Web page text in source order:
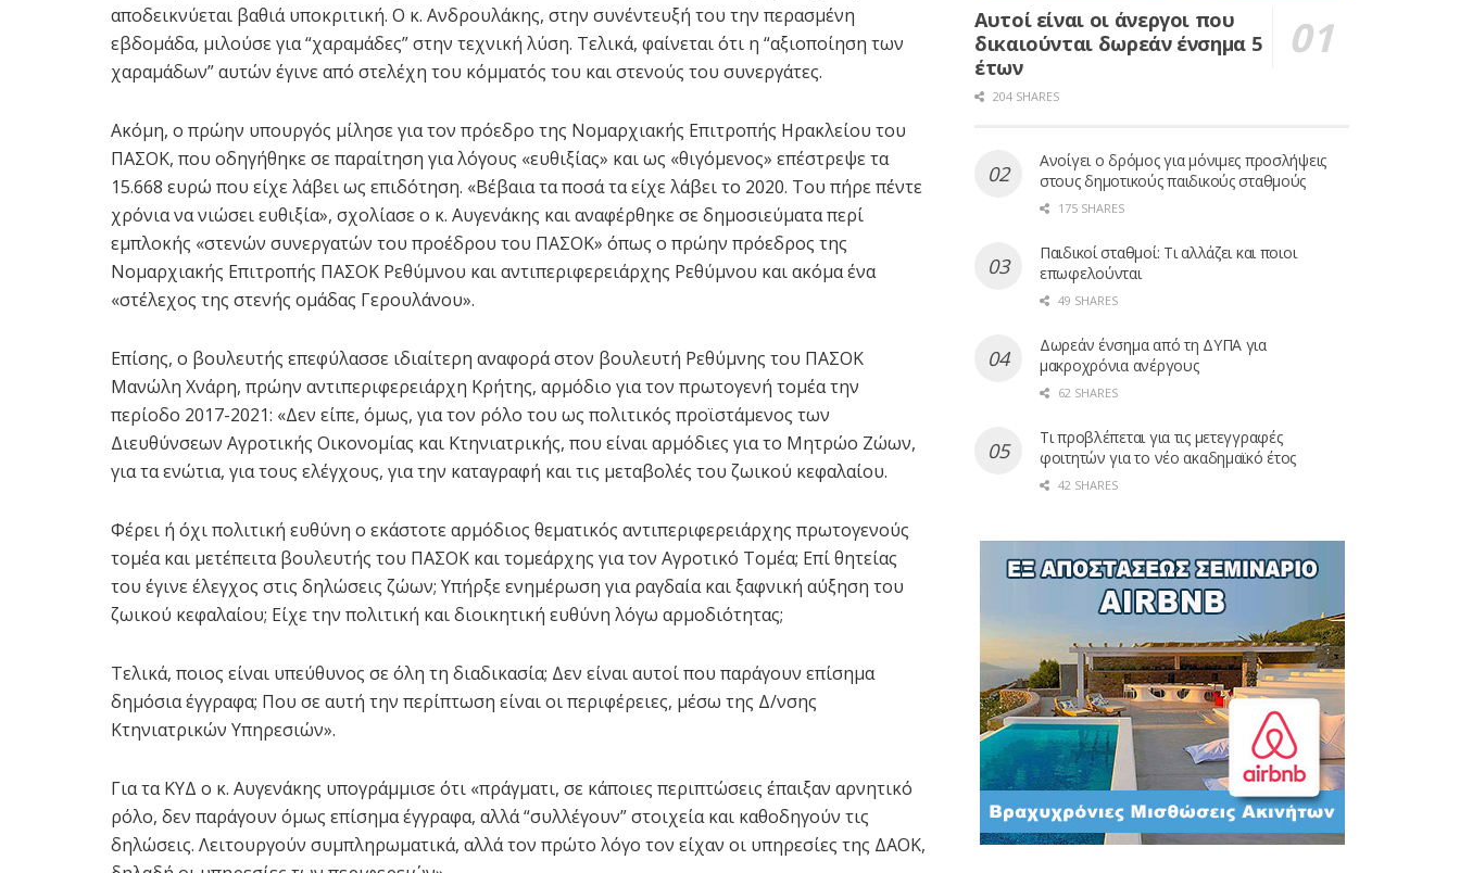
αποδεικνύεται βαθιά υποκριτική. Ο κ. Ανδρουλάκης, στην συνέντευξή του την περασμένη
εβδομάδα, μιλούσε για “χαραμάδες” στην τεχνική λύση. Τελικά, φαίνεται ότι η “αξιοποίηση των
χαραμάδων” αυτών έγινε από στελέχη του κόμματός του και στενούς του συνεργάτες.
Ακόμη, ο πρώην υπουργός μίλησε για τον πρόεδρο της Νομαρχιακής Επιτροπής Ηρακλείου του
ΠΑΣΟΚ, που οδηγήθηκε σε παραίτηση για λόγους «ευθιξίας» και ως «θιγόμενος» επέστρεψε τα
15.668 ευρώ που είχε λάβει ως επιδότηση. «Βέβαια τα ποσά τα είχε λάβει το 2020. Του πήρε πέντε
χρόνια να νιώσει ευθιξία», σχολίασε ο κ. Αυγενάκης και αναφέρθηκε σε δημοσιεύματα περί
εμπλοκής «στενών συνεργατών του προέδρου του ΠΑΣΟΚ» όπως ο πρώην πρόεδρος της
Νομαρχιακής Επιτροπής ΠΑΣΟΚ Ρεθύμνου και αντιπεριφερειάρχης Ρεθύμνου και ακόμα ένα
«στέλεχος της στενής ομάδας Γερουλάνου».
Επίσης, ο βουλευτής επεφύλασσε ιδιαίτερη αναφορά στον βουλευτή Ρεθύμνης του ΠΑΣΟΚ
Μανώλη Χνάρη, πρώην αντιπεριφερειάρχη Κρήτης, αρμόδιο για τον πρωτογενή τομέα την
περίοδο 2017-2021: «Δεν είπε, όμως, για τον ρόλο του ως πολιτικός προϊστάμενος των
Διευθύνσεων Αγροτικής Οικονομίας και Κτηνιατρικής, που είναι αρμόδιες για το Μητρώο Ζώων,
για τα ενώτια, για τους ελέγχους, για την καταγραφή και τις μεταβολές του ζωικού κεφαλαίου.
Φέρει ή όχι πολιτική ευθύνη ο εκάστοτε αρμόδιος θεματικός αντιπεριφερειάρχης πρωτογενούς
τομέα και μετέπειτα βουλευτής του ΠΑΣΟΚ και τομεάρχης για τον Αγροτικό Τομέα; Επί θητείας
του έγινε έλεγχος στις δηλώσεις ζώων; Υπήρξε ενημέρωση για ραγδαία και ξαφνική αύξηση του
ζωικού κεφαλαίου; Είχε την πολιτική και διοικητική ευθύνη λόγω αρμοδιότητας;
Τελικά, ποιος είναι υπεύθυνος σε όλη τη διαδικασία; Δεν είναι αυτοί που παράγουν επίσημα
δημόσια έγγραφα; Που σε αυτή την περίπτωση είναι οι περιφέρειες, μέσω της Δ/νσης
Κτηνιατρικών Υπηρεσιών».
Για τα ΚΥΔ ο κ. Αυγενάκης υπογράμμισε ότι «πράγματι, σε κάποιες περιπτώσεις έπαιξαν αρνητικό
ρόλο, δεν παράγουν όμως επίσημα έγγραφα, αλλά “συλλέγουν” στοιχεία και καθοδηγούν τις
δηλώσεις. Λειτουργούν συμπληρωματικά, αλλά τον πρώτο λόγο τον είχαν οι υπηρεσίες της ΔΑΟΚ,
Αυτοί είναι οι άνεργοι που
δικαιούνται δωρεάν ένσημα 5
έτων
204 SHARES
Ανοίγει ο δρόμος για μόνιμες προσλήψεις
στους δημοτικούς παιδικούς σταθμούς
175 SHARES
Παιδικοί σταθμοί: Τι αλλάζει και ποιοι
επωφελούνται
49 SHARES
Δωρεάν ένσημα από τη ΔΥΠΑ για
μακροχρόνια ανέργους
62 SHARES
Τι προβλέπεται για τις μετεγγραφές
φοιτητών για το νέο ακαδημαϊκό έτος
42 SHARES